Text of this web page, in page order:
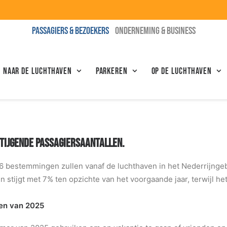
PASSAGIERS & BEZOEKERS ONDERNEMING & BUSINESS
NAAR DE LUCHTHAVEN Parkeren Op de luchthaven
PASSAGIERSAANTALLEN.
zullen vanaf de luchthaven in het
met 7% ten opzichte van het voorgaande jaar, terwijl
van 2025